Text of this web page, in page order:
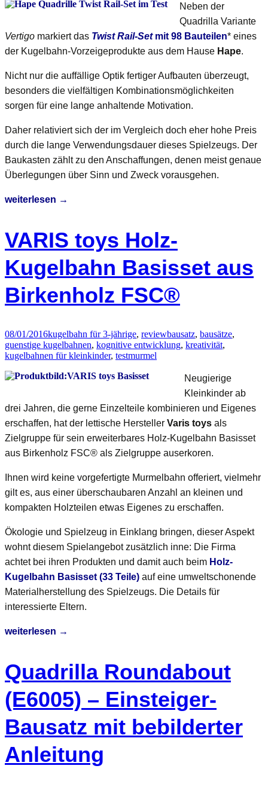
Neben der
Quadrilla Variante
Vertigo markiert das Twist Rail-Setmit 98 Bauteilen* eines
der Kugelbahn-Vorzeigeprodukte aus dem Hause Hape.
Nicht nur die auffällige Optik fertiger Aufbauten überzeugt,
besonders die vielfältigen Kombinationsmöglichkeiten
sorgen für eine lange anhaltende Motivation.
Daher relativiert sich der im Vergleich doch eher hohe Preis
durch die lange Verwendungsdauer dieses Spielzeugs. Der
Baukasten zählt zu den Anschaffungen, denen meist genaue
Überlegungen über Sinn und Zweck vorausgehen.
Quadrilla
Set
mit
98
Bauteilen
im
weiterlesen →
VARIS toys Holz-
Kugelbahn Basisset aus
Birkenholz FSC®
08/01/2016kugelbahn für 3-jährige, reviewbausatz, bausätze,
guenstige kugelbahnen, kognitive entwicklung, kreativität,
kugelbahnen für kleinkinder, testmurmel
Neugierige
Kleinkinder ab
drei Jahren, die gerne Einzelteile kombinieren und Eigenes
erschaffen, hat der lettische Hersteller Varis toys als
Zielgruppe für sein erweiterbares Holz-Kugelbahn Basisset
aus Birkenholz FSC® als Zielgruppe auserkoren.
Ihnen wird keine vorgefertigte Murmelbahn offeriert, vielmehr
gilt es, aus einer überschaubaren Anzahl an kleinen und
kompakten Holzteilen etwas Eigenes zu erschaffen.
Ökologie und Spielzeug in Einklang bringen, dieser Aspekt
wohnt diesem Spielangebot zusätzlich inne: Die Firma
achtet bei ihren Produkten und damit auch beim Holz-
Kugelbahn Basisset (33 Teile) auf eine umweltschonende
Materialherstellung des Spielzeugs. Die Details für
interessierte Eltern.
VARIS
Kugelbahn
Basisset
aus
Birkenholz
FSC®
weiterlesen →
Quadrilla Roundabout
(E6005) – Einsteiger-
Bausatz mit bebilderter
Anleitung